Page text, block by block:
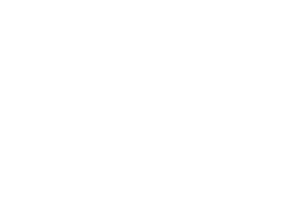
Cloud está activado
NECESARIOS